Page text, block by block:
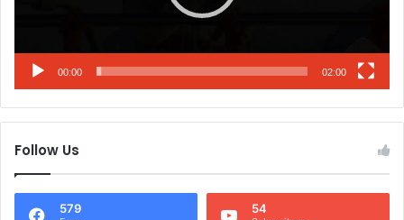
00:00 02:00
Follow Us
579 54